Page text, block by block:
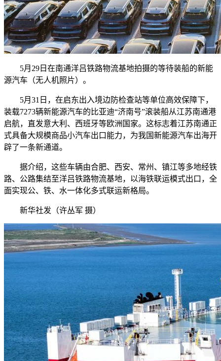
5月29日在南通洋吕铁路物流基地拍摄的等待装船的新能
源汽车（无人机照片）。
5月31日，在启东出入境边防检查站等单位高效保障下，
装载7273辆新能源汽车的比亚迪“济南号”滚装船从江苏南通港
启航，直发意大利、西班牙等欧洲国家。这标志着江苏南通正
式具备大规模商品小汽车出口能力，为我国新能源汽车出海开
辟了一条新通道。
据介绍，这些车辆由合肥、西安、常州、镇江等多地经铁
路、公路集结至洋吕铁路物流基地，以海铁联运模式出口，全
面实现公、铁、水一体化多式联运新格局。
新华社发（许丛军 摄）